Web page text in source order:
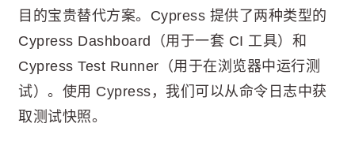
目的宝贵替代方案。Cypress 提供了两种类型的
Cypress Dashboard（用于一套 CI 工具）和
Cypress Test Runner（用于在浏览器中运行测
试）。使用 Cypress，我们可以从命令日志中获
取测试快照。